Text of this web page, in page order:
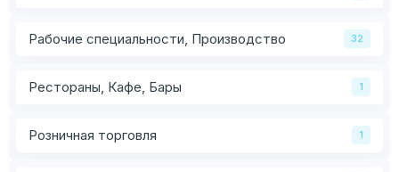
Рабочие специальности, Производство 32
Рестораны, Кафе, Бары 1
Розничная торговля 1